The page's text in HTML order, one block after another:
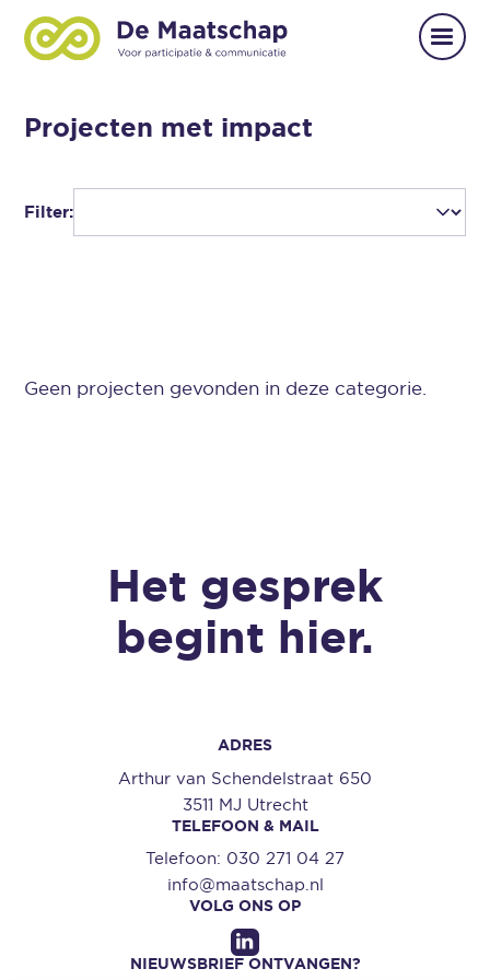
Projecten met impact
Filter:
Geen projecten gevonden in deze categorie.
Het gesprek
begint hier.
ADRES
Arthur van Schendelstraat 650
3511 MJ Utrecht
TELEFOON & MAIL
Telefoon: 030 271 04 27
info@maatschap.nl
VOLG ONS OP
NIEUWSBRIEF ONTVANGEN?